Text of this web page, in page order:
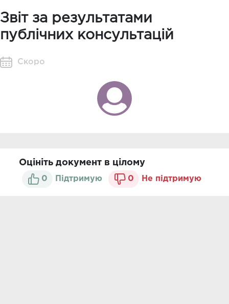
Звіт за результатами
публічних консультацій
Скоро
Оцініть документ в цілому
0 Підтримую 0 Не підтримую